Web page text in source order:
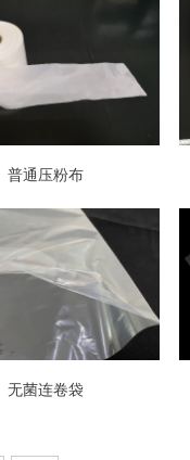
普通压粉布
无菌连卷袋